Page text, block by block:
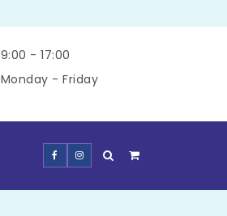
9:00 - 17:00
Monday - Friday